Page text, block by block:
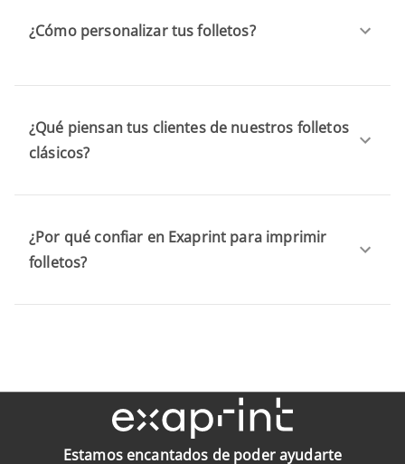
¿Cómo personalizar tus folletos?
¿Qué piensan tus clientes de nuestros folletos
clásicos?
¿Por qué confiar en Exaprint para imprimir
folletos?
Estamos encantados de poder ayudarte